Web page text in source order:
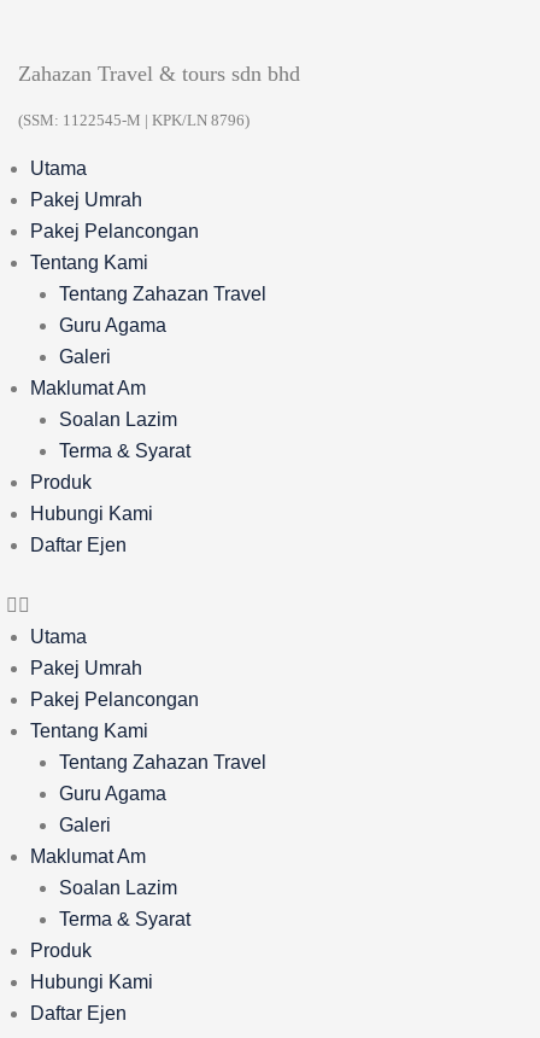
content
Zahazan Travel & tours sdn bhd
(SSM: 1122545-M | KPK/LN 8796)
Utama
Pakej Umrah
Pakej Pelancongan
Tentang Kami
Tentang Zahazan Travel
Guru Agama
Galeri
Maklumat Am
Soalan Lazim
Terma & Syarat
Produk
Hubungi Kami
Daftar Ejen
Utama
Pakej Umrah
Pakej Pelancongan
Tentang Kami
Tentang Zahazan Travel
Guru Agama
Galeri
Maklumat Am
Soalan Lazim
Terma & Syarat
Produk
Hubungi Kami
Daftar Ejen